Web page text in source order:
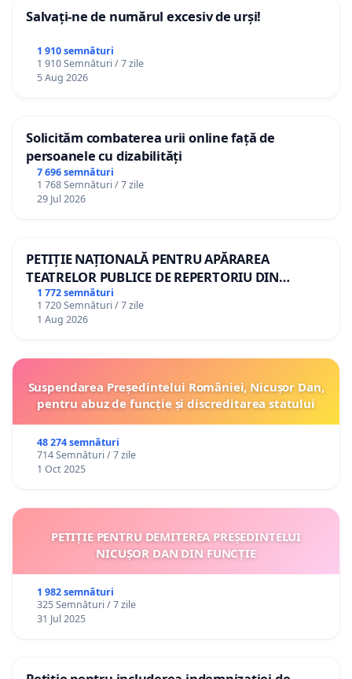
Salvați-ne de numărul excesiv de urși!
1 910 semnături
1 910 Semnături / 7 zile
5 Aug 2026
Solicităm combaterea urii online față de
persoanele cu dizabilități
7 696 semnături
1 768 Semnături / 7 zile
29 Jul 2026
PETIȚIE NAȚIONALĂ PENTRU APĂRAREA
TEATRELOR PUBLICE DE REPERTORIU DIN
ROMÂNIA
1 772 semnături
1 720 Semnături / 7 zile
1 Aug 2026
Suspendarea Președintelui României, Nicușor Dan,
pentru abuz de funcție și discreditarea statului
48 274 semnături
714 Semnături / 7 zile
1 Oct 2025
PETIȚIE PENTRU DEMITEREA PREȘEDINTELUI
NICUȘOR DAN DIN FUNCȚIE
1 982 semnături
325 Semnături / 7 zile
31 Jul 2025